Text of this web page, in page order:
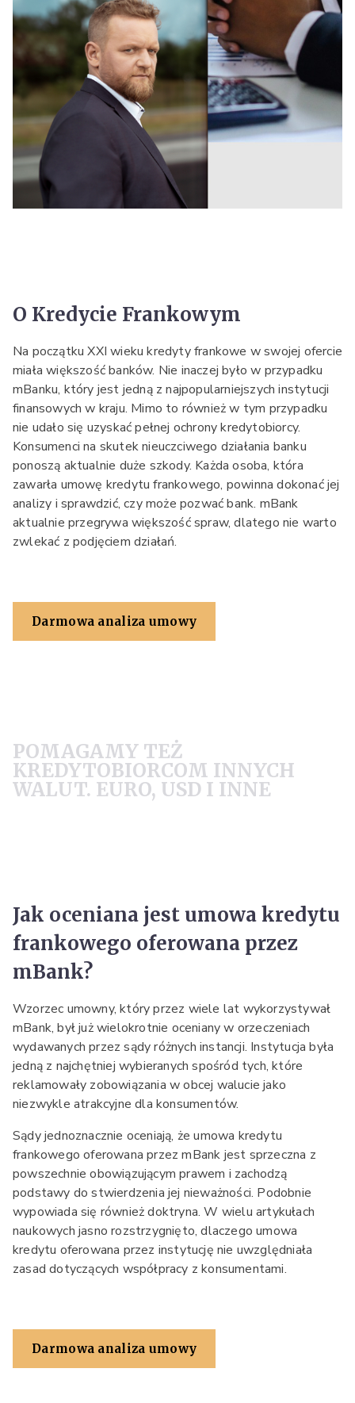
O Kredycie Frankowym
Na początku XXI wieku kredyty frankowe w swojej ofercie
miała większość banków. Nie inaczej było w przypadku
mBanku, który jest jedną z najpopularniejszych instytucji
finansowych w kraju. Mimo to również w tym przypadku
nie udało się uzyskać pełnej ochrony kredytobiorcy.
Konsumenci na skutek nieuczciwego działania banku
ponoszą aktualnie duże szkody. Każda osoba, która
zawarła umowę kredytu frankowego, powinna dokonać jej
analizy i sprawdzić, czy może pozwać bank. mBank
aktualnie przegrywa większość spraw, dlatego nie warto
zwlekać z podjęciem działań.
Darmowa analiza umowy
POMAGAMY TEŻ
KREDYTOBIORCOM INNYCH
WALUT. EURO, USD I INNE
Jak oceniana jest umowa kredytu
frankowego oferowana przez
mBank?
Wzorzec umowny, który przez wiele lat wykorzystywał
mBank, był już wielokrotnie oceniany w orzeczeniach
wydawanych przez sądy różnych instancji. Instytucja była
jedną z najchętniej wybieranych spośród tych, które
reklamowały zobowiązania w obcej walucie jako
niezwykle atrakcyjne dla konsumentów.
Sądy jednoznacznie oceniają, że umowa kredytu
frankowego oferowana przez mBank jest sprzeczna z
powszechnie obowiązującym prawem i zachodzą
podstawy do stwierdzenia jej nieważności. Podobnie
wypowiada się również doktryna. W wielu artykułach
naukowych jasno rozstrzygnięto, dlaczego umowa
kredytu oferowana przez instytucję nie uwzględniała
zasad dotyczących współpracy z konsumentami.
Darmowa analiza umowy